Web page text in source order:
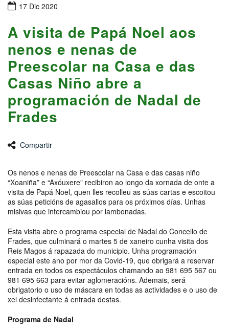
17 Dic 2020
A visita de Papá Noel aos
nenos e nenas de
Preescolar na Casa e das
Casas Niño abre a
programación de Nadal de
Frades
Compartir
Os nenos e nenas de Preescolar na Casa e das casas niño
“Xoaniña” e “Axóuxere” recibiron ao longo da xornada de onte a
visita de Papá Noel, quen lles recolleu as súas cartas e escoitou
as súas peticións de agasallos para os próximos días. Unhas
misivas que intercambiou por lambonadas.
Esta visita abre o programa especial de Nadal do Concello de
Frades, que culminará o martes 5 de xaneiro cunha visita dos
Reis Magos á rapazada do municipio. Unha programación
especial este ano por mor da Covid-19, que obrigará a reservar
entrada en todos os espectáculos chamando ao 981 695 567 ou
981 695 663 para evitar aglomeracións. Ademais, será
obrigatorio o uso de máscara en todas as actividades e o uso de
xel desinfectante á entrada destas.
Programa de Nadal